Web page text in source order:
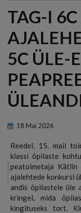
TAG-I
5C ÜLE-
18 Mai 2026
Reedel, 15. mail
klassi õpilaste
peatoimetaja
ajalehtede konkursi
andis õpilastele üle
kringel, mida
kingituseks tort.